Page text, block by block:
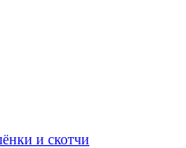
и скотчи